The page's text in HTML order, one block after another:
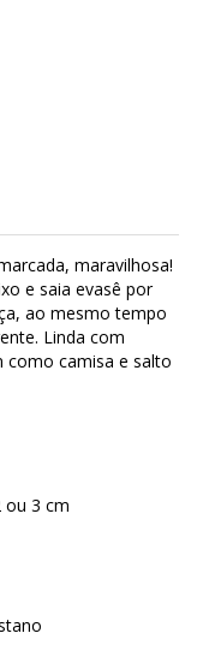
maravilhosa!
e saia evasê por
ao mesmo tempo
Linda com
como camisa e salto
ou 3 cm